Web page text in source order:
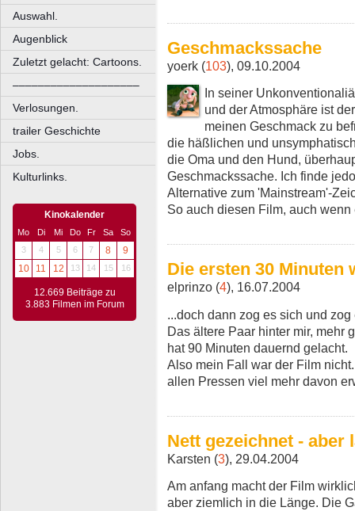
Auswahl.
Augenblick
Zuletzt gelacht: Cartoons.
––––––––––––––––––––
Verlosungen.
trailer Geschichte
Jobs.
Kulturlinks.
Kinokalender
Mo Di Mi Do Fr Sa
So
3
4 5 6 7 8
9
10
11 12 13 14 15 16
12.669 Beiträge zu
3.883 Filmen im Forum
Geschmackssache
yoerk (103), 09.10.2004
In seiner
und der Atmosphäre ist
meinen Geschmack zu
die häßlichen und
die Oma und den Hund,
Geschmackssache. Ich finde
Alternative zum 'Mainstream'-
So auch diesen Film, auch
Die ersten 30 Minuten
elprinzo (4), 16.07.2004
...doch dann zog es sich und
Das ältere Paar hinter mir, mehr
hat 90 Minuten dauernd gelacht.
Also mein Fall war der Film
allen Pressen viel mehr davon
Nett gezeichnet - aber
Karsten (3), 29.04.2004
Am anfang macht der Film
aber ziemlich in die Länge. Die